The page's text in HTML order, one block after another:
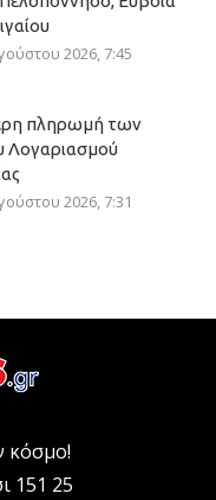
2026, 7:45
πληρωμή των
Λογαριασμού
2026, 7:31
κόσμο!
151 25